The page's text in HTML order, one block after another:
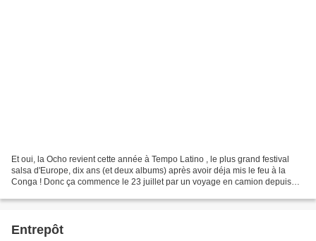
Et oui, la Ocho revient cette année à Tempo Latino , le plus grand festival
salsa d'Europe, dix ans (et deux albums) après avoir déja mis le feu à la
Conga ! Donc ça commence le 23 juillet par un voyage en camion depuis
Entrepôt